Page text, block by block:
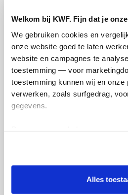
Welkom bij KWF. Fijn dat je
We gebruiken cookies en
onze website goed te laten
website en campagnes te
toestemming — voor
toestemming kunnen wij en onze
verwerken, zoals surfgedrag,
gegevens.
tonen. Je kunt je toestemming
intrekken via Cookie instellingen
lijst met cookies is te vinden in
Alles
Ik wil bijdragen aan de
en betaal €0.75 extra.